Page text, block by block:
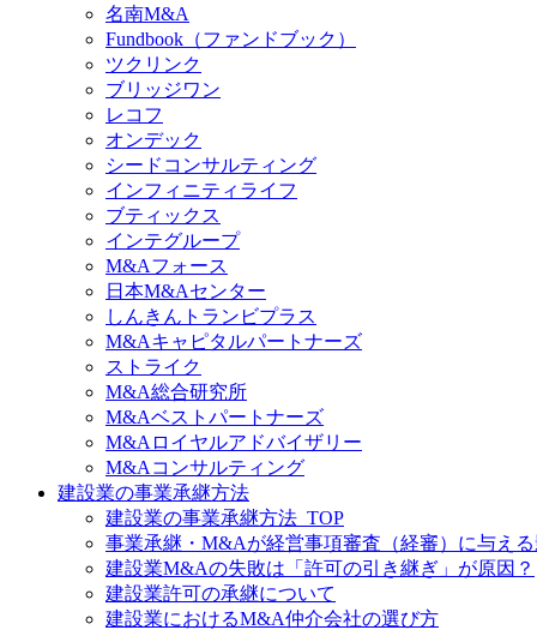
名南M&A
Fundbook（ファンドブック）
ツクリンク
ブリッジワン
レコフ
オンデック
シードコンサルティング
インフィニティライフ
ブティックス
インテグループ
M&Aフォース
日本M&Aセンター
しんきんトランビプラス
M&Aキャピタルパートナーズ
ストライク
M&A総合研究所
M&Aベストパートナーズ
M&Aロイヤルアドバイザリー
M&Aコンサルティング
建設業の事業承継方法
建設業の事業承継方法_TOP
事業承継・M&Aが経営事項審査（経審）に与え
建設業M&Aの失敗は「許可の引き継ぎ」が原因？
建設業許可の承継について
建設業におけるM&A仲介会社の選び方